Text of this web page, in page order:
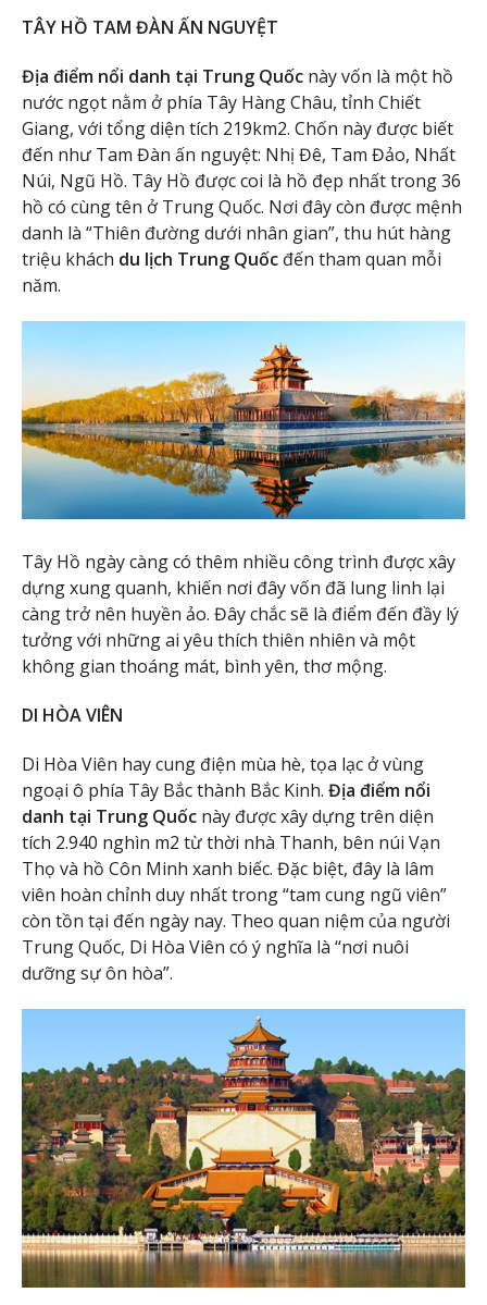
TÂY HỒ TAM ĐÀN ẤN NGUYỆT
Địa điểm nổi danh tại Trung Quốc này vốn là một hồ
nước ngọt nằm ở phía Tây Hàng Châu, tỉnh Chiết
Giang, với tổng diện tích 219km2. Chốn này được biết
đến như Tam Đàn ấn nguyệt: Nhị Đê, Tam Đảo, Nhất
Núi, Ngũ Hồ. Tây Hồ được coi là hồ đẹp nhất trong 36
hồ có cùng tên ở Trung Quốc. Nơi đây còn được mệnh
danh là “Thiên đường dưới nhân gian”, thu hút hàng
triệu khách du lịch Trung Quốc đến tham quan mỗi
năm.
Tây Hồ ngày càng có thêm nhiều công trình được xây
dựng xung quanh, khiến nơi đây vốn đã lung linh lại
càng trở nên huyền ảo. Đây chắc sẽ là điểm đến đầy lý
tưởng với những ai yêu thích thiên nhiên và một
không gian thoáng mát, bình yên, thơ mộng.
DI HÒA VIÊN
Di Hòa Viên hay cung điện mùa hè, tọa lạc ở vùng
ngoại ô phía Tây Bắc thành Bắc Kinh. Địa điểm nổi
danh tại Trung Quốc này được xây dựng trên diện
tích 2.940 nghìn m2 từ thời nhà Thanh, bên núi Vạn
Thọ và hồ Côn Minh xanh biếc. Đặc biệt, đây là lâm
viên hoàn chỉnh duy nhất trong “tam cung ngũ viên”
còn tồn tại đến ngày nay. Theo quan niệm của người
Trung Quốc, Di Hòa Viên có ý nghĩa là ‘‘nơi nuôi
dưỡng sự ôn hòa”.